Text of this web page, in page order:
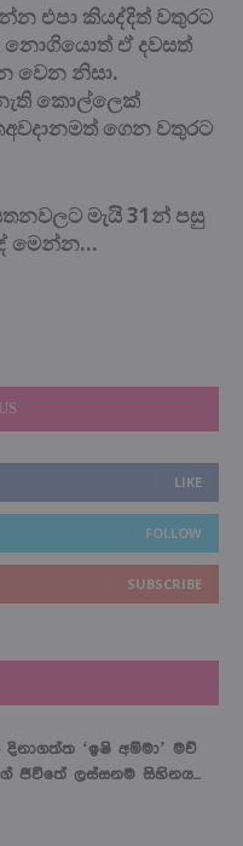
එපා කියද්දිත් වතුරට
නොගියොත් ඒ දවසත්
වෙන නිසා.
කොල්ලෙක්
ගෙන වතුරට
මැයි 31න් පසු
මෙන්න…
LIKE
FOLLOW
SUBSCRIBE
‘ඉෂි අම්මා’ මව්
ජීවිතේ ලස්සනම සිහිනය...